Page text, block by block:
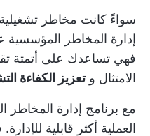
سواءً كانت مخاطر تشغيلية
إدارة المخاطر
فهي تساعدك على أتمتة
الامتثال وتعزيز الكفاءة
مع برنامج إدارة
العملية أكثر قابلية